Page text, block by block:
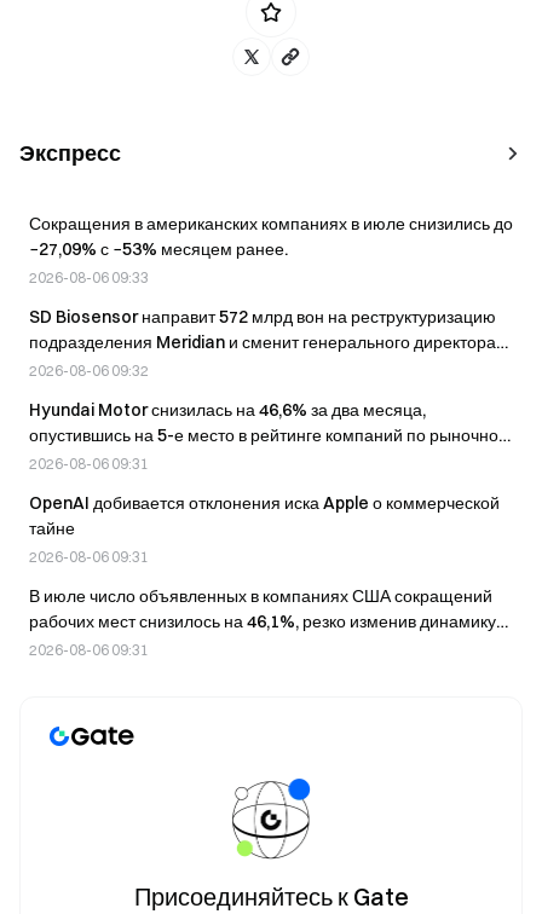
Экспресс
Сокращения в американских компаниях в июле снизились до
−27,09% с −53% месяцем ранее.
2026-08-06 09:33
SD Biosensor направит 572 млрд вон на реструктуризацию
подразделения Meridian и сменит генерального директора
на фоне растущих убытков от сделок M&A
2026-08-06 09:32
Hyundai Motor снизилась на 46,6% за два месяца,
опустившись на 5-е место в рейтинге компаний по рыночной
капитализации.
2026-08-06 09:31
OpenAI добивается отклонения иска Apple о коммерческой
тайне
2026-08-06 09:31
В июле число объявленных в компаниях США сокращений
рабочих мест снизилось на 46,1%, резко изменив динамику
по сравнению с предыдущим месяцем.
2026-08-06 09:31
Присоединяйтесь к Gate